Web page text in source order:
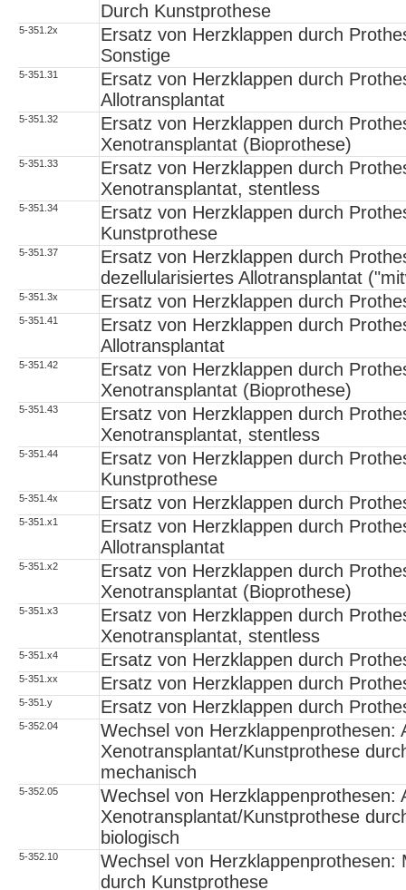
Durch Kunstprothese
5-351.2x
Ersatz von Herzklappen durch
Sonstige
5-351.31
Ersatz von Herzklappen durch
Allotransplantat
5-351.32
Ersatz von Herzklappen durch
Xenotransplantat (Bioprothese)
5-351.33
Ersatz von Herzklappen durch
Xenotransplantat, stentless
5-351.34
Ersatz von Herzklappen durch
Kunstprothese
5-351.37
Ersatz von Herzklappen durch
dezellularisiertes Allotransplantat
5-351.3x Ersatz von Herzklappen durch
5-351.41
Ersatz von Herzklappen durch
Allotransplantat
5-351.42
Ersatz von Herzklappen durch
Xenotransplantat (Bioprothese)
5-351.43
Ersatz von Herzklappen durch
Xenotransplantat, stentless
5-351.44
Ersatz von Herzklappen durch
Kunstprothese
5-351.4x Ersatz von Herzklappen durch
5-351.x1
Ersatz von Herzklappen durch
Allotransplantat
5-351.x2
Ersatz von Herzklappen durch
Xenotransplantat (Bioprothese)
5-351.x3
Ersatz von Herzklappen durch
Xenotransplantat, stentless
5-351.x4 Ersatz von Herzklappen durch
5-351.xx Ersatz von Herzklappen durch
5-351.y Ersatz von Herzklappen durch
5-352.04
Wechsel von Herzklappenprothesen:
Xenotransplantat/Kunstprothese
mechanisch
5-352.05
Wechsel von Herzklappenprothesen:
Xenotransplantat/Kunstprothese
biologisch
5-352.10
Wechsel von Herzklappenprothesen:
durch Kunstprothese